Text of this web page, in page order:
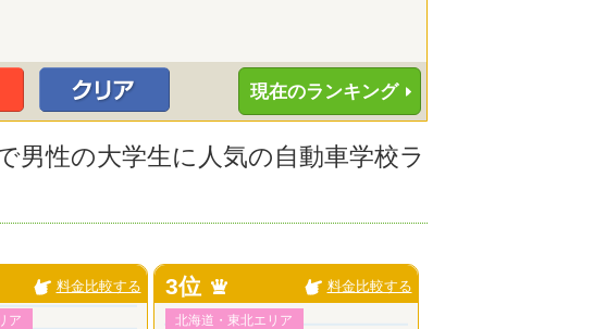
現在のランキング
男性の大学生に人気の自動車学校ラ
料金比較する
ア
3位 料金比較する
北海道・東北エリア